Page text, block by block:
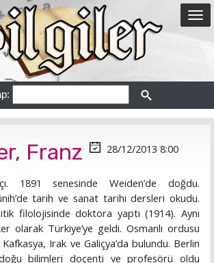
Franz 28/12/2013 8:00
1891 senesinde Weiden’de doğdu.
tarih ve sanat tarihi dersleri okudu.
filolojisinde doktora yaptı (1914). Aynı
olarak Türkiye’ye geldi. Osmanlı ordusu
Irak ve Galiçya’da bulundu. Berlin
bilimleri doçenti ve profesörü oldu